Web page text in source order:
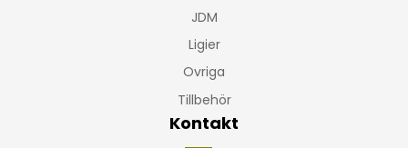
JDM
Ligier
Ovriga
Tillbehör
Kontakt